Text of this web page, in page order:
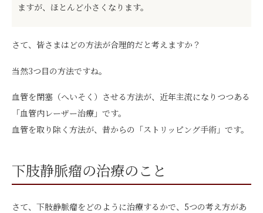
ますが、ほとんど小さくなります。
さて、皆さまはどの方法が合理的だと考えますか？
当然3つ目の方法ですね。
血管を閉塞（へいそく）させる方法が、近年主流になりつつある
「血管内レーザー治療」です。
血管を取り除く方法が、昔からの「ストリッピング手術」です。
下肢静脈瘤の治療のこと
さて、下肢静脈瘤をどのように治療するかで、5つの考え方があ